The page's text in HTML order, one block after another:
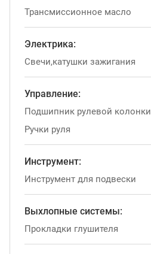
Трансмиссионное масло
Электрика:
Свечи,катушки зажигания
Управление:
Подшипник рулевой колонки
Ручки руля
Инструмент:
Инструмент для подвески
Выхлопные системы:
Прокладки глушителя